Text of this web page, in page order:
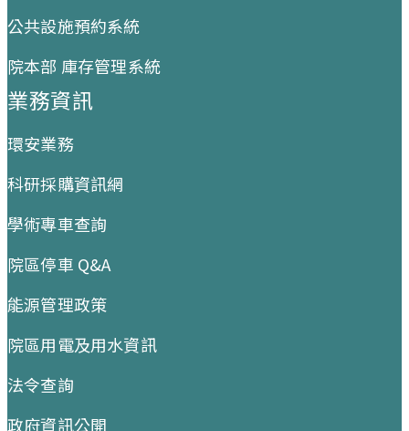
公共設施預約系統
院本部 庫存管理系統
業務資訊
環安業務
科研採購資訊網
學術專車查詢
院區停車 Q&A
能源管理政策
院區用電及用水資訊
法令查詢
政府資訊公開